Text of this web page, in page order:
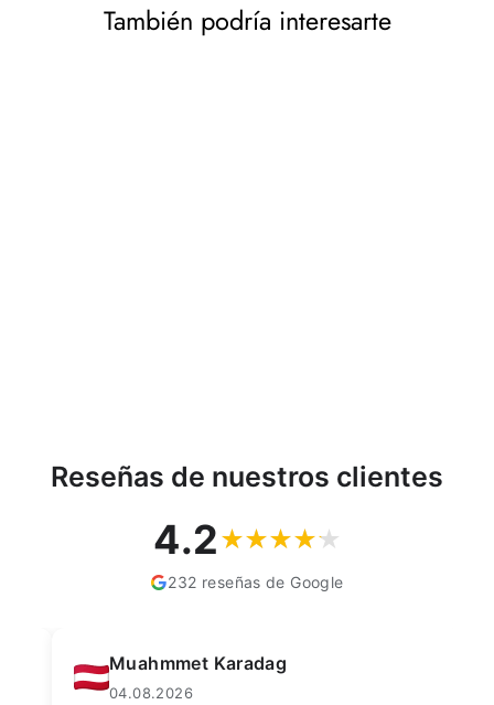
También podría interesarte
Reseñas de nuestros clientes
4.2
232 reseñas de Google
Muahmmet Karadag
04.08.2026